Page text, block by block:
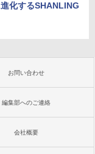
化するSHANLING
お問い合わせ
編集部へのご連絡
会社概要